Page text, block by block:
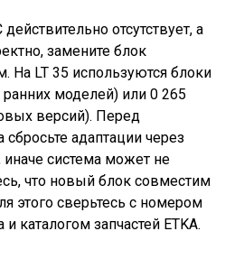
отсутствует, а
замените блок
На LT 35 используются блоки
моделей) или 0 265
версий). Перед
адаптации через
иначе система может не
что новый блок совместим
этого сверьтесь с номером
каталогом запчастей ETKA.